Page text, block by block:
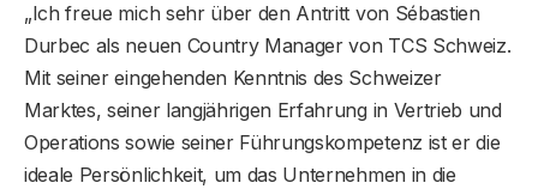
„Ich freue mich sehr über den Antritt von Sébastien
Durbec als neuen Country Manager von TCS Schweiz.
Mit seiner eingehenden Kenntnis des Schweizer
Marktes, seiner langjährigen Erfahrung in Vertrieb und
Operations sowie seiner Führungskompetenz ist er die
ideale Persönlichkeit, um das Unternehmen in die